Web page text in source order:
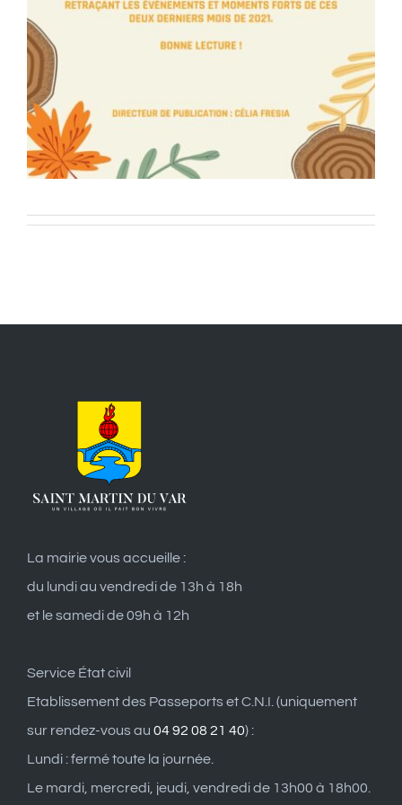
La mairie vous accueille :
du lundi au vendredi de 13h à 18h
et le samedi de 09h à 12h
Service État civil
Etablissement des Passeports et C.N.I. (uniquement
sur rendez-vous au 04 92 08 21 40) :
Lundi : fermé toute la journée.
Le mardi, mercredi, jeudi, vendredi de 13h00 à 18h00.